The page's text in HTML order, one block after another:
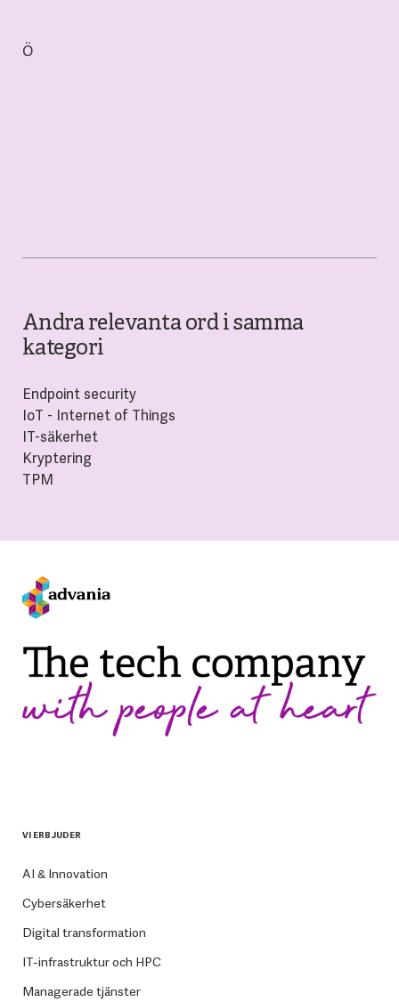
Ö
Andra relevanta ord i samma
kategori
Endpoint security
IoT - Internet of Things
IT-säkerhet
Kryptering
TPM
VI ERBJUDER
AI & Innovation
Cybersäkerhet
Digital transformation
IT-infrastruktur och HPC
Managerade tjänster